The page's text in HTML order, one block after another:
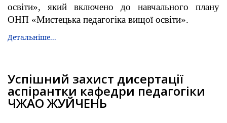
освіти», який включено до навчального плану
ОНП «Мистецька педагогіка вищої освіти».
Детальніше...
Успішний захист дисертації
аспірантки кафедри педагогіки
ЧЖАО ЖУЙЧЕНЬ